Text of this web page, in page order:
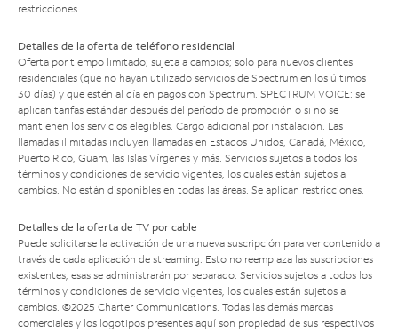
restricciones.
Detalles de la oferta de teléfono residencial
Oferta por tiempo limitado; sujeta a cambios; solo para nuevos clientes
residenciales (que no hayan utilizado servicios de Spectrum en los últimos
30 días) y que estén al día en pagos con Spectrum. SPECTRUM VOICE: se
aplican tarifas estándar después del período de promoción o si no se
mantienen los servicios elegibles. Cargo adicional por instalación. Las
llamadas ilimitadas incluyen llamadas en Estados Unidos, Canadá, México,
Puerto Rico, Guam, las Islas Vírgenes y más. Servicios sujetos a todos los
términos y condiciones de servicio vigentes, los cuales están sujetos a
cambios. No están disponibles en todas las áreas. Se aplican restricciones.
Detalles de la oferta de TV por cable
Puede solicitarse la activación de una nueva suscripción para ver contenido a
través de cada aplicación de streaming. Esto no reemplaza las suscripciones
existentes; esas se administrarán por separado. Servicios sujetos a todos los
términos y condiciones de servicio vigentes, los cuales están sujetos a
cambios. ©2025 Charter Communications. Todas las demás marcas
comerciales y los logotipos presentes aquí son propiedad de sus respectivos